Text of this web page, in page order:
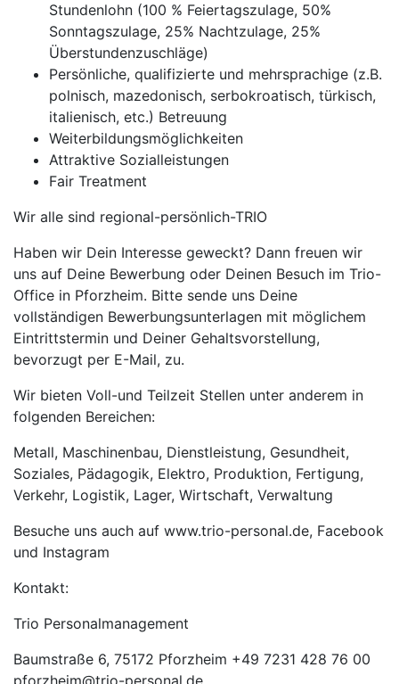
Stundenlohn (100 % Feiertagszulage, 50%
Sonntagszulage, 25% Nachtzulage, 25%
Überstundenzuschläge)
Persönliche, qualifizierte und mehrsprachige (z.B.
polnisch, mazedonisch, serbokroatisch, türkisch,
italienisch, etc.) Betreuung
Weiterbildungsmöglichkeiten
Attraktive Sozialleistungen
Fair Treatment
Wir alle sind regional-persönlich-TRIO
Haben wir Dein Interesse geweckt? Dann freuen wir
uns auf Deine Bewerbung oder Deinen Besuch im Trio-
Office in Pforzheim. Bitte sende uns Deine
vollständigen Bewerbungsunterlagen mit möglichem
Eintrittstermin und Deiner Gehaltsvorstellung,
bevorzugt per E-Mail, zu.
Wir bieten Voll-und Teilzeit Stellen unter anderem in
folgenden Bereichen:
Metall, Maschinenbau, Dienstleistung, Gesundheit,
Soziales, Pädagogik, Elektro, Produktion, Fertigung,
Verkehr, Logistik, Lager, Wirtschaft, Verwaltung
Besuche uns auch auf www.trio-personal.de, Facebook
und Instagram
Kontakt:
Trio Personalmanagement
Baumstraße 6, 75172 Pforzheim +49 7231 428 76 00
pforzheim@trio-personal.de